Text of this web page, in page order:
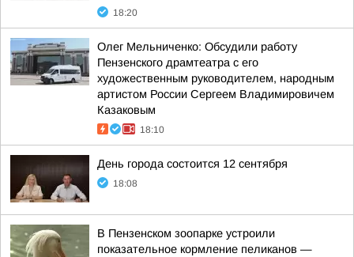
18:20
Олег Мельниченко: Обсудили работу
Пензенского драмтеатра с его
художественным руководителем, народным
артистом России Сергеем Владимировичем
Казаковым
18:10
День города состоится 12 сентября
18:08
В Пензенском зоопарке устроили
показательное кормление пеликанов —